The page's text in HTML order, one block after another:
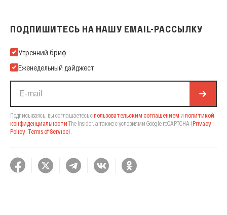
ПОДПИШИТЕСЬ НА НАШУ EMAIL-РАССЫЛКУ
Подпишитесь на нашу Email-рассылку
Утренний бриф
Еженедельный дайджест
Подписываясь, вы соглашаетесь спользовательским соглашением и политикой
конфиденциальности The Insider, а также с условиями Google reCAPTCHA (Privacy
Policy Terms of Service).